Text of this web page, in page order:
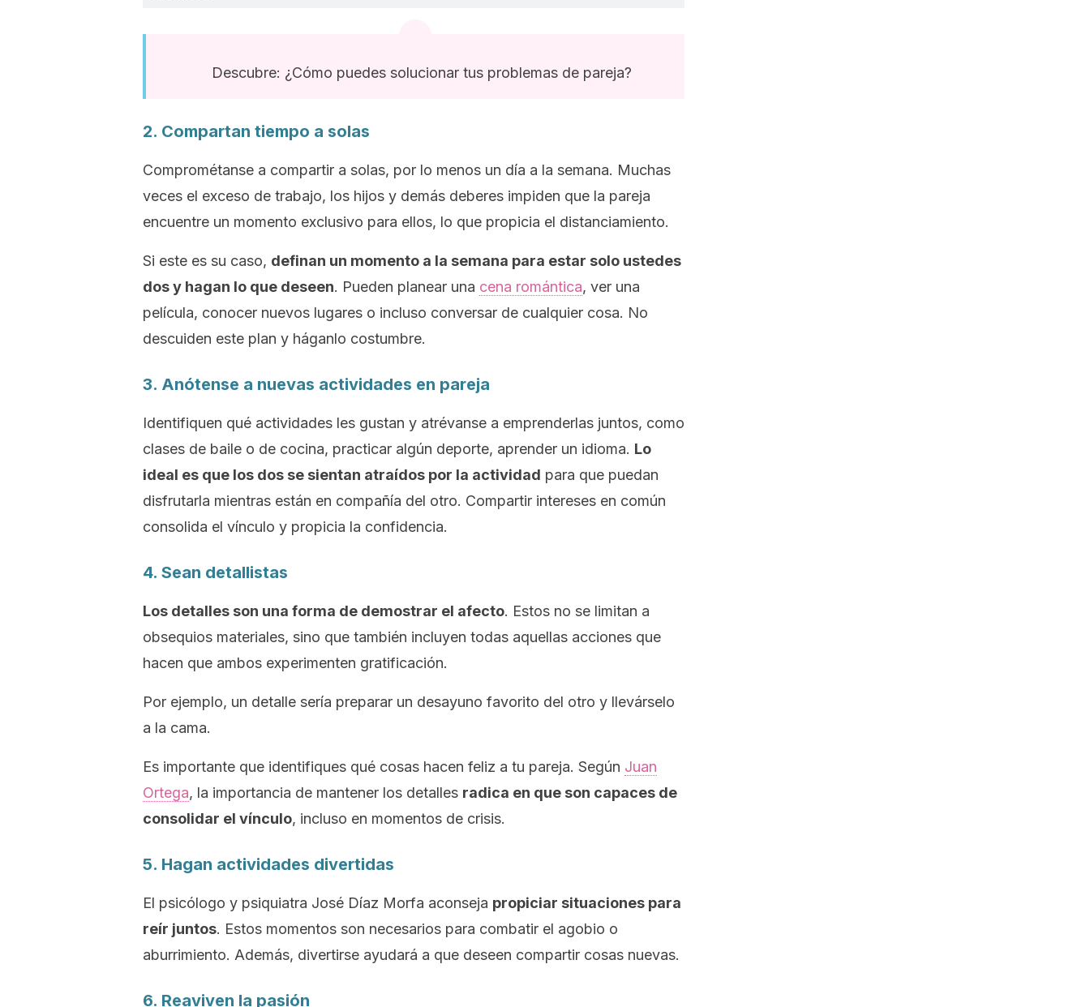
Descubre: ¿Cómo puedes solucionar tus problemas de pareja?
2. Compartan tiempo a solas
Comprométanse a compartir a solas, por lo menos un día a la semana. Muchas
veces el exceso de trabajo, los hijos y demás deberes impiden que la pareja
encuentre un momento exclusivo para ellos, lo que propicia el distanciamiento.
Si este es su caso, definan un momento a la semana para estar solo ustedes
dos y hagan lo que deseen. Pueden planear una cena romántica, ver una
película, conocer nuevos lugares o incluso conversar de cualquier cosa. No
descuiden este plan y háganlo costumbre.
3. Anótense a nuevas actividades en pareja
Identifiquen qué actividades les gustan y atrévanse a emprenderlas juntos, como
clases de baile o de cocina, practicar algún deporte, aprender un idioma. Lo
ideal es que los dos se sientan atraídos por la actividad para que puedan
disfrutarla mientras están en compañía del otro. Compartir intereses en común
consolida el vínculo y propicia la confidencia.
4. Sean detallistas
Los detalles son una forma de demostrar el afecto. Estos no se limitan a
obsequios materiales, sino que también incluyen todas aquellas acciones que
hacen que ambos experimenten gratificación.
Por ejemplo, un detalle sería preparar un desayuno favorito del otro y llevárselo
a la cama.
Es importante que identifiques qué cosas hacen feliz a tu pareja. Según Juan
Ortega, la importancia de mantener los detalles radica en que son capaces de
consolidar el vínculo, incluso en momentos de crisis.
5. Hagan actividades divertidas
El psicólogo y psiquiatra José Díaz Morfa aconseja propiciar situaciones para
reír juntos. Estos momentos son necesarios para combatir el agobio o
aburrimiento. Además, divertirse ayudará a que deseen compartir cosas nuevas.
6. Reaviven la pasión